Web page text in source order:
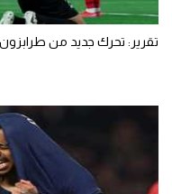
تقرير: تحرك جديد من طرابزون